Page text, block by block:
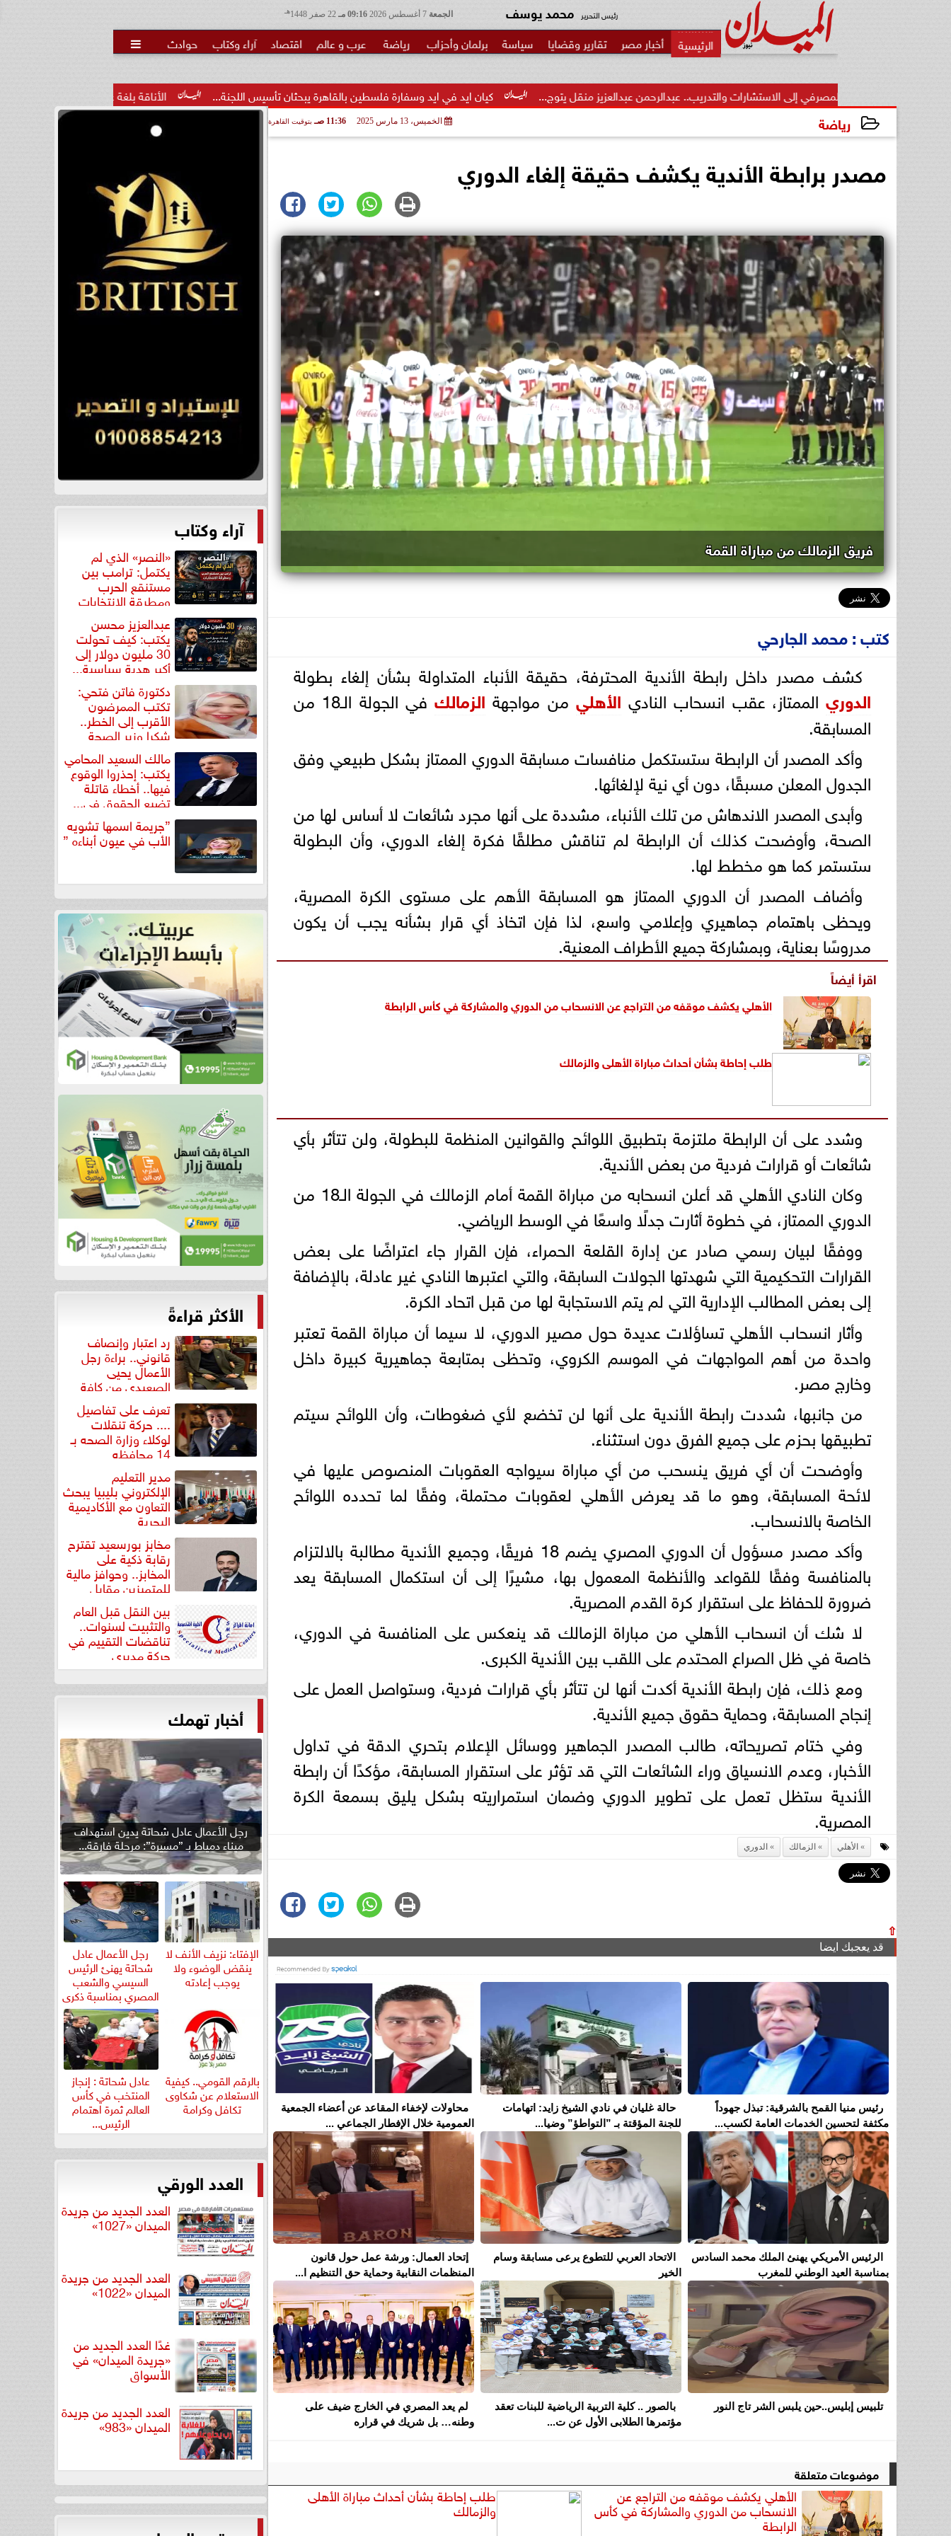
الجمعة 09:16 مـ هـ رئيس التحرير محمد يوسف
أخبار مصر تقارير وقضايا سياسة برلمان وأحزاب رياضة عرب و عالم اقتصاد آراء وكتاب حوادث 
الأناقة بلغة عصرية.. فاطمة محمد الشهري توظف كيان ايد في ايد وسفارة فلسطين بالقاهرة يبحثان تأسيس اللجنة... المصرفي إلى الاستشارات والتدريب.. عبدالرحمن عبدالعزيز منقل يتوج...
رياضة الخميس، 13 مارس 2025 11:36 صـ بتوقيت القاهرة
مصدر برابطة الأندية يكشف حقيقة إلغاء الدوري
فريق الزمالك من مباراة القمة
كتب : محمد الجارحي
كشف مصدر داخل رابطة الأندية المحترفة، حقيقة الأنباء المتداولة بشأن إلغاء بطولة
الدوري الممتاز، عقب انسحاب النادي الأهلي من مواجهة الزمالك
في الجولة الـ18 من
المسابقة.
وأكد المصدر أن الرابطة ستستكمل منافسات مسابقة الدوري الممتاز بشكل طبيعي وفق
الجدول المعلن مسبقًا، دون أي نية لإلغائها.
وأبدى المصدر الاندهاش من تلك الأنباء، مشددة على أنها مجرد شائعات لا أساس لها من
الصحة، وأوضحت كذلك أن الرابطة لم تناقش مطلقًا فكرة إلغاء الدوري، وأن البطولة
ستستمر كما هو مخطط لها.
وأضاف المصدر أن الدوري الممتاز هو المسابقة الأهم على مستوى الكرة المصرية،
ويحظى باهتمام جماهيري وإعلامي واسع، لذا فإن اتخاذ أي قرار بشأنه يجب أن يكون
مدروسًا بعناية، وبمشاركة جميع الأطراف المعنية.
اقرأ أيضاً
الأهلي يكشف موقفه من التراجع عن الانسحاب من الدوري والمشاركة في كأس الرابطة
طلب إحاطة بشأن أحداث مباراة الأهلى والزمالك
وشدد على أن الرابطة ملتزمة بتطبيق اللوائح والقوانين المنظمة للبطولة، ولن تتأثر بأي
شائعات أو قرارات فردية من بعض الأندية.
وكان النادي الأهلي قد أعلن انسحابه من مباراة القمة أمام الزمالك في الجولة الـ18 من
الدوري الممتاز، في خطوة أثارت جدلًا واسعًا في الوسط الرياضي.
ووفقًا لبيان رسمي صادر عن إدارة القلعة الحمراء، فإن القرار جاء اعتراضًا على بعض
القرارات التحكيمية التي شهدتها الجولات السابقة، والتي اعتبرها النادي غير عادلة، بالإضافة
إلى بعض المطالب الإدارية التي لم يتم الاستجابة لها من قبل اتحاد الكرة.
وأثار انسحاب الأهلي تساؤلات عديدة حول مصير الدوري، لا سيما أن مباراة القمة تعتبر
واحدة من أهم المواجهات في الموسم الكروي، وتحظى بمتابعة جماهيرية كبيرة داخل
وخارج مصر.
من جانبها، شددت رابطة الأندية على أنها لن تخضع لأي ضغوطات، وأن اللوائح سيتم
تطبيقها بحزم على جميع الفرق دون استثناء.
وأوضحت أن أي فريق ينسحب من أي مباراة سيواجه العقوبات المنصوص عليها في
لائحة المسابقة، وهو ما قد يعرض الأهلي لعقوبات محتملة، وفقًا لما تحدده اللوائح
الخاصة بالانسحاب.
وأكد مصدر مسؤول أن الدوري المصري يضم 18 فريقًا، وجميع الأندية مطالبة بالالتزام
بالمنافسة وفقًا للقواعد والأنظمة المعمول بها، مشيرًا إلى أن استكمال المسابقة يعد
ضرورة للحفاظ على استقرار كرة القدم المصرية.
لا شك أن انسحاب الأهلي من مباراة الزمالك قد ينعكس على المنافسة في الدوري،
خاصة في ظل الصراع المحتدم على اللقب بين الأندية الكبرى.
ومع ذلك، فإن رابطة الأندية أكدت أنها لن تتأثر بأي قرارات فردية، وستواصل العمل على
إنجاح المسابقة، وحماية حقوق جميع الأندية.
وفي ختام تصريحاته، طالب المصدر الجماهير ووسائل الإعلام بتحري الدقة في تداول
الأخبار، وعدم الانسياق وراء الشائعات التي قد تؤثر على استقرار المسابقة، مؤكدًا أن رابطة
الأندية ستظل تعمل على تطوير الدوري وضمان استمراريته بشكل يليق بسمعة الكرة
المصرية.
الأهلي الزمالك الدوري
⇧
قد يعجبك ايضا
رئيس منيا القمح بالشرقية: تبذل جهوداً
مكثفة لتحسين الخدمات العامة لكسب...
حالة غليان في نادي الشيخ زايد: اتهامات
للجنة المؤقتة بـ ”التواطؤ” وضيا...
محاولات لإخفاء المقاعد عن أعضاء الجمعية
العمومية خلال الإفطار الجماعي ...
الرئيس الأمريكي يهنئ الملك محمد السادس
بمناسبة العيد الوطني للمغرب
الاتحاد العربي للتطوع يرعى مسابقة وسام
الخير
إتحاد العمال: ورشة عمل حول قانون
المنظمات النقابية وحماية حق التنظيم ا...
تلبيس إبليس..حين يلبس الشر تاج النور
بالصور .. كلية التربية الرياضية للبنات تعقد
مؤتمرها الطلابى الأول عن ت...
لم يعد المصري في الخارج ضيف على
وطنه… بل شريك في قراره
موضوعات متعلقة
الأهلي يكشف موقفه من التراجع عن
الانسحاب من الدوري والمشاركة في كأس
الرابطة
طلب إحاطة بشأن أحداث مباراة الأهلى
والزمالك
آراء وكتاب
«النصر» الذي لم
يكتمل: ترامب بين
مستنقع الحرب
ومطرقة الانتخابات
عبدالعزيز محسن
يكتب: كيف تحولت
30 مليون دولار إلى
أكبر هدية سياسية...
دكتورة فاتن فتحي:
تكتب الممرضون
الأقرب إلى الخطر..
شكرا وزير الصحة
لتكريم... مالك السعيد المحامي
يكتب: إحذروا الوقوع
فيها.. أخطاء قاتلة
تضيع الحقوق في...
”جريمة اسمها تشويه
الأب في عيون أبناءه ”
الأكثر قراءةً
رد اعتبار وإنصاف
قانوني.. براءة رجل
الأعمال يحيى
الصعيدي من كافة
التهم... تعرف على تفاصيل
.... حركة تنقلات
لوكلاء وزارة الصحه بـ
14 محافظه
مدير التعليم
الإلكتروني بليبيا يبحث
التعاون مع الأكاديمية
البحرية
مخابز بورسعيد تقترح
رقابة ذكية على
المخابز.. وحوافز مالية
للمتميزين مقابل
بين النقل قبل العام
والتثبيت لسنوات..
تناقضات التقييم في
حركة مديري
”مستشفيات...
أخبار تهمك
رجل الأعمال عادل شحاتة يدين استهداف
ميناء دمياط بـ ”مسيرة”: مرحلة فارقة...
الإفتاء: نزيف الأنف لا
ينقض الوضوء ولا
يوجب إعادته
رجل الأعمال عادل
شحاتة يهنئ الرئيس
السيسي والشعب
المصري بمناسبة ذكرى
ثورة...
بالرقم القومي.. كيفية
الاستعلام عن شكاوى
تكافل وكرامة
عادل شحاتة : إنجاز
المنتخب في كأس
العالم ثمرة اهتمام
الرئيس...
العدد الورقي
العدد الجديد من جريدة
الميدان «1027»
العدد الجديد من جريدة
الميدان «1022»
غدًا العدد الجديد من
«جريدة الميدان» في
الأسواق
العدد الجديد من جريدة
الميدان «983»